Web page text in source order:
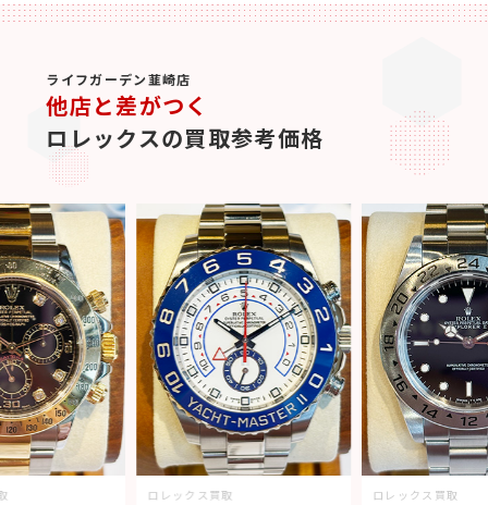
ライフガーデン韮崎店
他店と差がつく
ロレックスの買取参考価格
ロレックス買取
ロレックス買取